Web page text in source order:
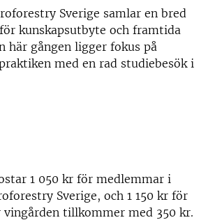
Sverige samlar en bred
kunskapsutbyte och framtida
här gången ligger fokus på
med en rad studiebesök i
1 050 kr för medlemmar i
Sverige, och 1 150 kr för
vingården tillkommer med 350 kr.